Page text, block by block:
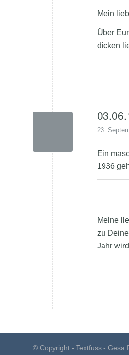
Mein
Über
dicken
23.
Ein
1936
Meine
zu
Jahr
© Copyright - Textfuss - Gesa